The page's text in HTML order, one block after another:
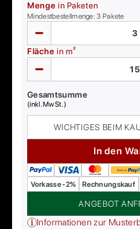
Menge in Paketen
Mindestbestellmenge:3 Pakete
Fläche in m²
Gesamtsumme
(inkl. MwSt.)
WICHTIGES BEIM
In den
Vorkasse -2% Rechnungskauf
ANGEBOT
Informationen zur